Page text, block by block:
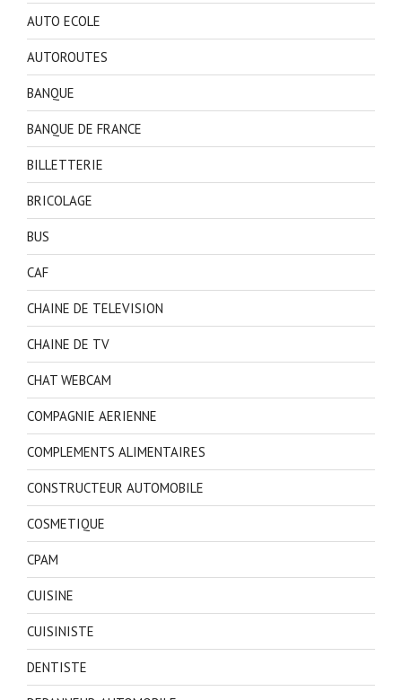
AUTO ECOLE
AUTOROUTES
BANQUE
BANQUE DE FRANCE
BILLETTERIE
BRICOLAGE
BUS
CAF
CHAINE DE TELEVISION
CHAINE DE TV
CHAT WEBCAM
COMPAGNIE AERIENNE
COMPLEMENTS ALIMENTAIRES
CONSTRUCTEUR AUTOMOBILE
COSMETIQUE
CPAM
CUISINE
CUISINISTE
DENTISTE